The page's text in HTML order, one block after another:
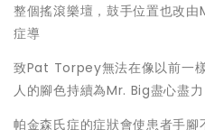
整個搖滾樂壇，鼓手位置也改
症導
致Pat Torpey無法在像以前一
人的腳色持續為Mr. Big盡心盡
帕金森氏症的症狀會使患者手腳